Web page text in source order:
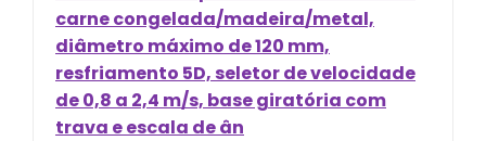
carne congelada/madeira/metal,
diâmetro máximo de 120 mm,
resfriamento 5D, seletor de velocidade
de 0,8 a 2,4 m/s, base giratória com
trava e escala de ân